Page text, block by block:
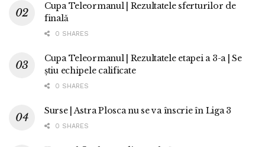
Cupa Teleormanul | Rezultatele sferturilor de
finală
0 SHARES
Cupa Teleormanul | Rezultatele etapei a 3-a | Se
știu echipele calificate
0 SHARES
Surse | Astra Plosca nu se va înscrie în Liga 3
0 SHARES